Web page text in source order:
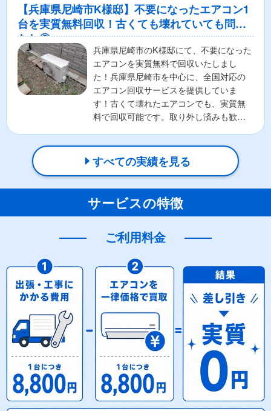
【兵庫県尼崎市K様邸】不要になったエアコン1
台を実質無料回収！古くても壊れていても問題
なし◎
兵庫県尼崎市のK様邸にて、不要になった
エアコンを実質無料で回収いたしまし
た！兵庫県尼崎市を中心に、全国対応の
エアコン回収サービスを提供していま
す！古くて壊れたエアコンでも、実質無
料で回収可能です。取り外し済みも歓
すべての実績を見る
サービスの特徴
ご利用料金